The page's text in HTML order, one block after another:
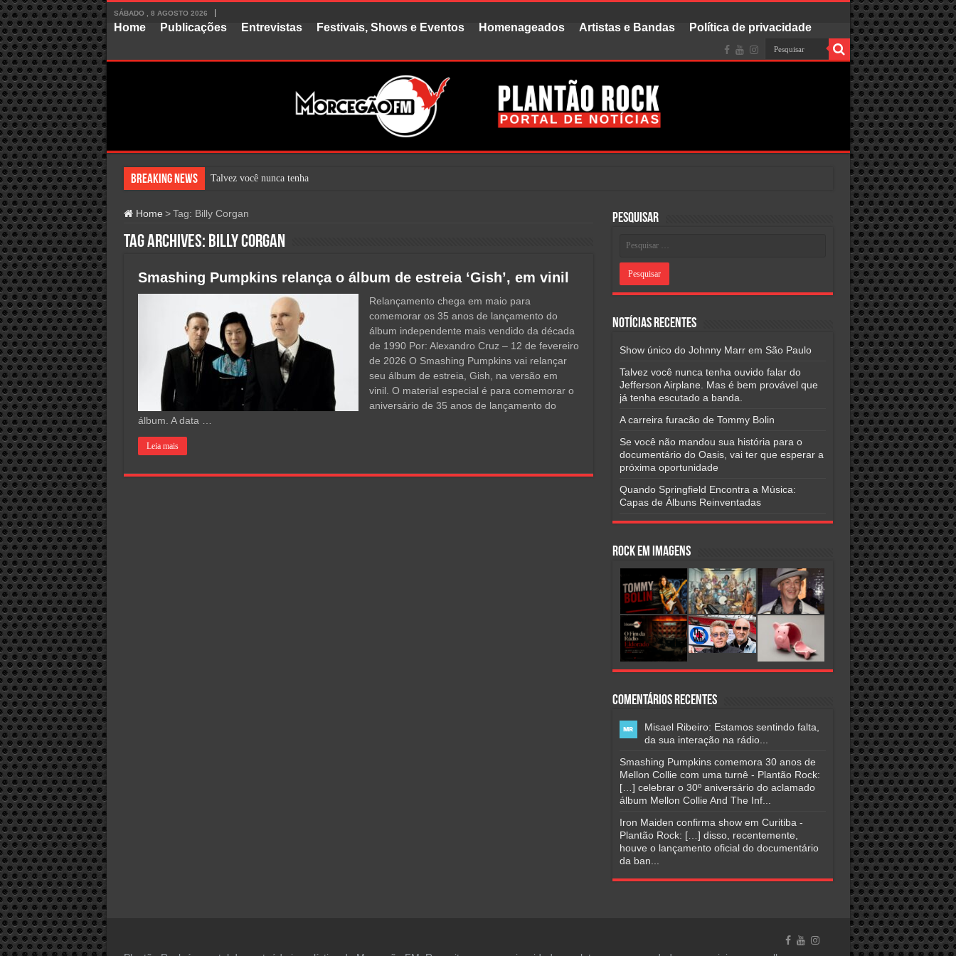
SÁBADO , 8 AGOSTO 2026
Home Publicações Entrevistas Festivais, Shows e Eventos Homenageados Artistas e Bandas Política de privacidade
Breaking News Talvez você nunca tenha ouvido f
Home > Tag: Billy Corgan
Tag Archives: Billy Corgan
Smashing Pumpkins relança o álbum de estreia ‘Gish’, em vinil
Relançamento chega em maio para
comemorar os 35 anos de lançamento do
álbum independente mais vendido da década
de 1990 Por: Alexandro Cruz – 12 de fevereiro
de 2026 O Smashing Pumpkins vai relançar
seu álbum de estreia, Gish, na versão em
vinil. O material especial é para comemorar o
aniversário de 35 anos de lançamento do
álbum. A data …
Leia mais
Pesquisar
Notícias Recentes
Show único do Johnny Marr em São Paulo
Talvez você nunca tenha ouvido falar do
Jefferson Airplane. Mas é bem provável que
já tenha escutado a banda.
A carreira furacão de Tommy Bolin
Se você não mandou sua história para o
documentário do Oasis, vai ter que esperar a
próxima oportunidade
Quando Springfield Encontra a Música:
Capas de Álbuns Reinventadas
Rock em Imagens
Comentários Recentes
Misael Ribeiro: Estamos sentindo falta,
da sua interação na rádio...
Smashing Pumpkins comemora 30 anos de
Mellon Collie com uma turnê - Plantão Rock:
[…] celebrar o 30º aniversário do aclamado
álbum Mellon Collie And The Inf...
Iron Maiden confirma show em Curitiba -
Plantão Rock: […] disso, recentemente,
houve o lançamento oficial do documentário
da ban...